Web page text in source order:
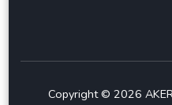
Copyright © 2026